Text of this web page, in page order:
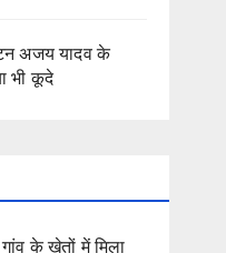
अजय यादव के
भी कूदे
के खेतों में मिला